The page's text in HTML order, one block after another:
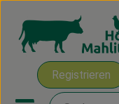
Registrieren